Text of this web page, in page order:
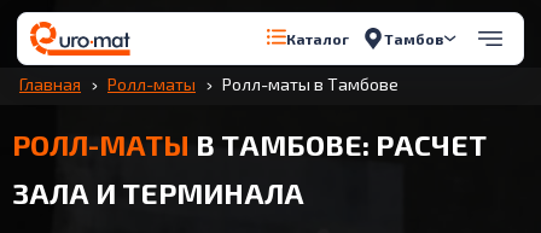
Каталог Тамбов
Главная Ролл-маты Ролл-маты в Тамбове
РОЛЛ-МАТЫ В ТАМБОВЕ: РАСЧЕТ
ЗАЛА И ТЕРМИНАЛА